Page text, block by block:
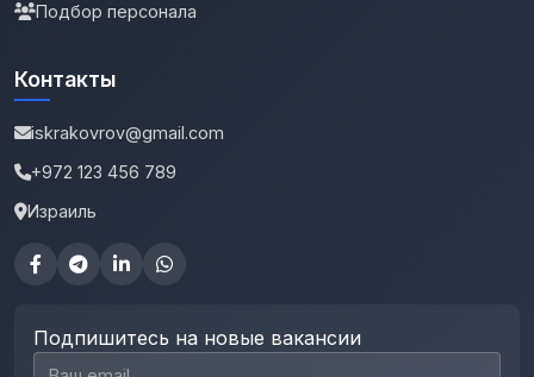
Подбор персонала
Контакты
iskrakovrov@gmail.com
+972 123 456 789
Израиль
Подпишитесь на новые вакансии
Email для подписки